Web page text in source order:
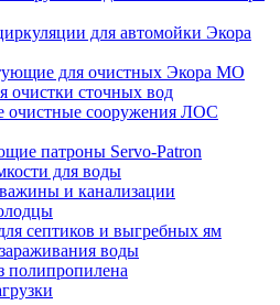
для автомойки Экора
для очистных Экора МО
очистки сточных вод
очистные сооружения ЛОС
патроны Servo-Patron
для воды
и канализации
септиков и выгребных ям
воды
полипропилена